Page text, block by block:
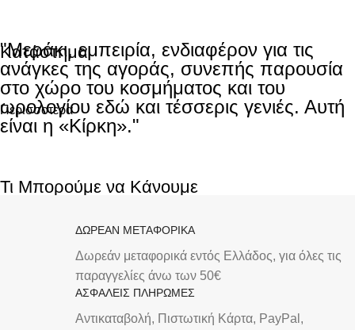
Κατάστημα
Ανακαλύψτε το κατάστημα μας στο κέντρο της Καβάλας
Περισσοτερα
"Μεράκι, εμπειρία, ενδιαφέρον για τις
ανάγκες της αγοράς, συνεπής παρουσία
στο χώρο του κοσμήματος και του
ωρολογίου εδώ και τέσσερις γενιές. Αυτή
είναι η «Κίρκη»."
Τι Μπορούμε να Κάνουμε
Ανακαλύψτε τις υπηρεσίες που παρέχουμε στο κατάστημα
ΔΩΡΕΑΝ ΜΕΤΑΦΟΡΙΚΑ
Δωρεάν μεταφορικά εντός Ελλάδος, για όλες τις
παραγγελίες άνω των 50€
ΑΣΦΑΛΕΙΣ ΠΛΗΡΩΜΕΣ
Αντικαταβολή, Πιστωτική Κάρτα, PayPal,